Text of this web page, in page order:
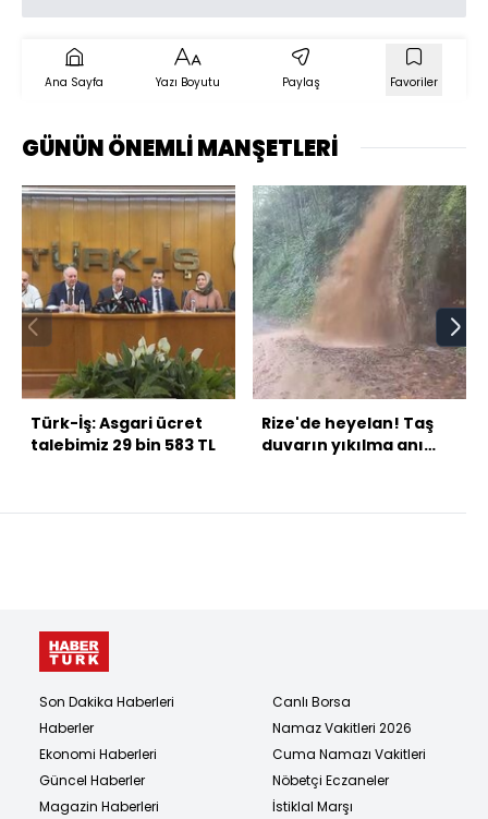
Ana Sayfa Yazı Boyutu Paylaş Favoriler
GÜNÜN ÖNEMLİ MANŞETLERİ
Türk-İş: Asgari ücret
talebimiz 29 bin 583 TL
Rize'de heyelan! Taş
duvarın yıkılma anı
Son Dakika Haberleri
Haberler
Ekonomi Haberleri
Güncel Haberler
Magazin Haberleri
Canlı Borsa
Namaz Vakitleri 2026
Cuma Namazı Vakitleri
Nöbetçi Eczaneler
İstiklal Marşı